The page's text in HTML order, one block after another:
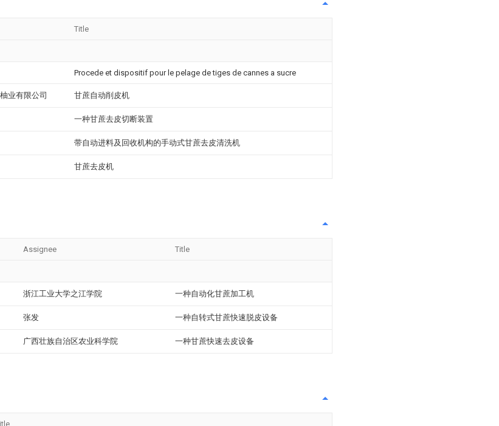
Title
Procede et dispositif pour le pelage de tiges de cannes a sucre
业有限公司 甘蔗自动削皮机
一种甘蔗去皮切断装置
带自动进料及回收机构的手动式甘蔗去皮清洗机
甘蔗去皮机
Assignee Title
浙江工业大学之江学院 一种自动化甘蔗加工机
张发 一种自转式甘蔗快速脱皮设备
广西壮族自治区农业科学院 一种甘蔗快速去皮设备